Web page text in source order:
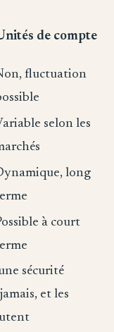
de compte
fluctuation
selon les
long
à court
sécurité
et les